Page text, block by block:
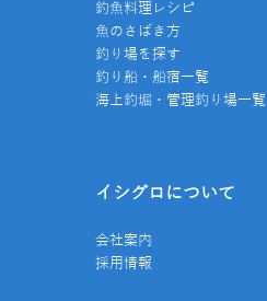
釣魚料理レシピ
魚のさばき方
釣り場を探す
釣り船・船宿一覧
海上釣堀・管理釣り場一覧
イシグロについて
会社案内
採用情報